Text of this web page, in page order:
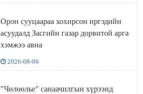
Орон сууцаараа хохирсон иргэдийн
асуудалд Засгийн газар дорвитой арга
хэмжээ авна
2026-08-06
"Чөлөөлье" санаачилгын хүрээнд